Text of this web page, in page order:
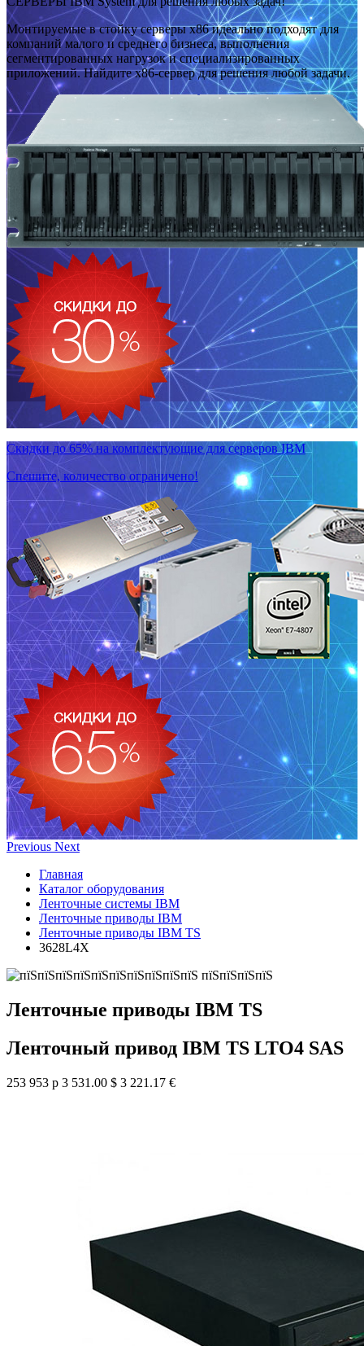
Монтируемые в стойку серверы x86 идеально подходят для
компаний малого и среднего бизнеса, выполнения
сегментированных нагрузок и специализированных
приложений. Найдите x86-сервер для решения любой задачи.
Скидки до 65% на комплектующие для серверов IBM
Спешите, количество ограничено!
Previous Next
Главная
Каталог оборудования
Ленточные системы IBM
Ленточные приводы IBM
Ленточные приводы IBM TS
3628L4X
Ленточные приводы IBM TS
Ленточный привод IBM TS LTO4 SAS
253 953 р 3 531.00 $ 3 221.17 €